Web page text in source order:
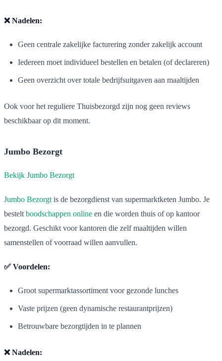
❌ Nadelen:
Geen centrale zakelijke facturering zonder zakelijk account
Iedereen moet individueel bestellen en betalen (of declareren)
Geen overzicht over totale bedrijfsuitgaven aan maaltijden
Ook voor het reguliere Thuisbezorgd zijn nog geen reviews
beschikbaar op dit moment.
Jumbo Bezorgt
Bekijk Jumbo Bezorgt
Jumbo Bezorgt is de bezorgdienst van supermarktketen Jumbo. Je
bestelt boodschappen online en die worden thuis of op kantoor
bezorgd. Geschikt voor kantoren die zelf maaltijden willen
samenstellen of voorraad willen aanvullen.
✅ Voordelen:
Groot supermarktassortiment voor gezonde lunches
Vaste prijzen (geen dynamische restaurantprijzen)
Betrouwbare bezorgtijden in te plannen
❌ Nadelen: